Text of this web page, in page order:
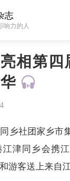
相第四
乡社团家乡市
津同乡会携
游客送上来自
志
响力的人